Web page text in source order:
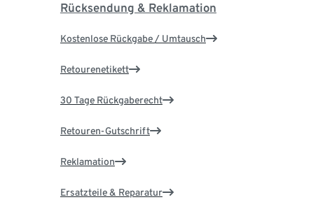
Rücksendung & Reklamation
Kostenlose Rückgabe / Umtausch
Retourenetikett
30 Tage Rückgaberecht
Retouren-Gutschrift
Reklamation
Ersatzteile & Reparatur